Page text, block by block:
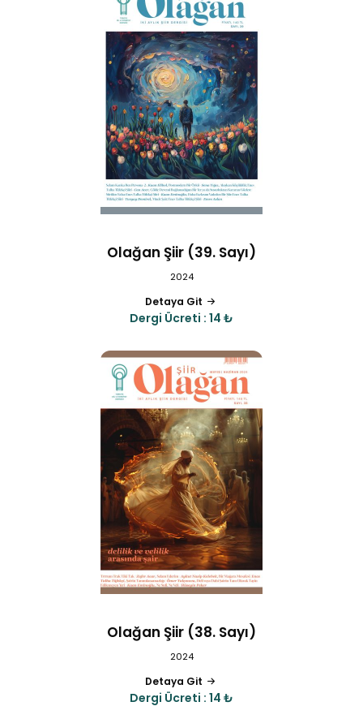
Olağan Şiir (39. Sayı)
2024
Detaya Git
Dergi Ücreti : 14 ₺
Olağan Şiir (38. Sayı)
2024
Detaya Git
Dergi Ücreti : 14 ₺